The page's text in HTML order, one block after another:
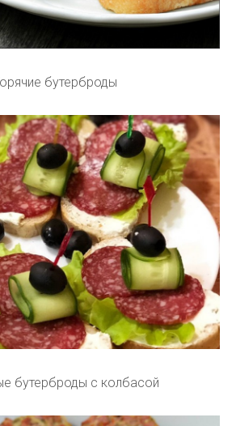
бутерброды
бутерброды с колбасой